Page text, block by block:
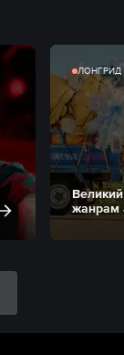
ЛОНГРИД
жанрам